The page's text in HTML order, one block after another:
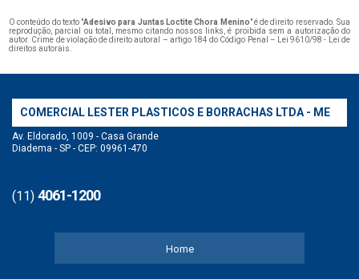
O conteúdo do texto "Adesivo para Juntas Loctite Chora Menino" é de direito reservado. Sua
reprodução, parcial ou total, mesmo citando nossos links, é proibida sem a autorização do
autor. Crime de violação de direito autoral – artigo 184 do Código Penal – Lei 9610/98 - Lei de
direitos autorais.
COMERCIAL LESTER PLASTICOS E BORRACHAS LTDA - ME
Av. Eldorado, 1009 - Casa Grande
Diadema - SP - CEP: 09961-470
(11) 4061-1200
Home